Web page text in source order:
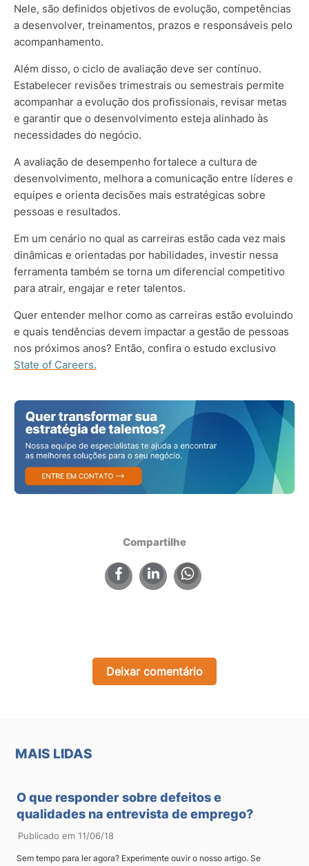
Nele, são definidos objetivos de evolução, competências
a desenvolver, treinamentos, prazos e responsáveis pelo
acompanhamento.
Além disso, o ciclo de avaliação deve ser contínuo.
Estabelecer revisões trimestrais ou semestrais permite
acompanhar a evolução dos profissionais, revisar metas
e garantir que o desenvolvimento esteja alinhado às
necessidades do negócio.
A avaliação de desempenho fortalece a cultura de
desenvolvimento, melhora a comunicação entre líderes e
equipes e orienta decisões mais estratégicas sobre
pessoas e resultados.
Em um cenário no qual as carreiras estão cada vez mais
dinâmicas e orientadas por habilidades, investir nessa
ferramenta também se torna um diferencial competitivo
para atrair, engajar e reter talentos.
Quer entender melhor como as carreiras estão evoluindo
e quais tendências devem impactar a gestão de pessoas
nos próximos anos? Então, confira o estudo exclusivo
State of Careers.
Compartilhe
Deixar comentário
MAIS LIDAS
O que responder sobre defeitos e
qualidades na entrevista de emprego?
Publicado em 11/06/18
Sem tempo para ler agora? Experimente ouvir o nosso artigo. Se